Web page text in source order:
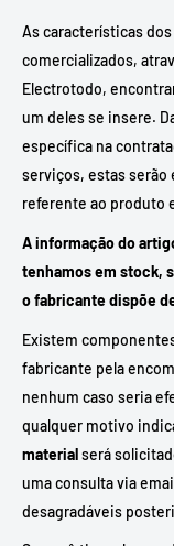
As características
comercializados,
Electrotodo,
um deles se insere.
específica na
serviços, estas serão
referente ao produto
A informação do
tenhamos em stock,
o fabricante dispõe
Existem
fabricante pela
nenhum caso seria
qualquer motivo
materialserá
uma consulta via
desagradáveis